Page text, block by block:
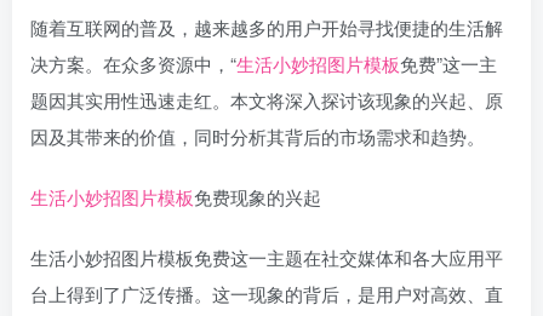
随着互联网的普及，越来越多的用户开始寻找便捷的生活解
决方案。在众多资源中，“生活小妙招图片模板免费”这一主
题因其实用性迅速走红。本文将深入探讨该现象的兴起、原
因及其带来的价值，同时分析其背后的市场需求和趋势。
生活小妙招图片模板免费现象的兴起
生活小妙招图片模板免费这一主题在社交媒体和各大应用平
台上得到了广泛传播。这一现象的背后，是用户对高效、直